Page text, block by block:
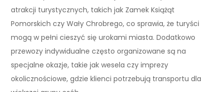
atrakcji turystycznych, takich jak Zamek Książąt
Pomorskich czy Wały Chrobrego, co sprawia, że turyści
mogą w pełni cieszyć się urokami miasta. Dodatkowo
przewozy indywidualne często organizowane są na
specjalne okazje, takie jak wesela czy imprezy
okolicznościowe, gdzie klienci potrzebują transportu dla